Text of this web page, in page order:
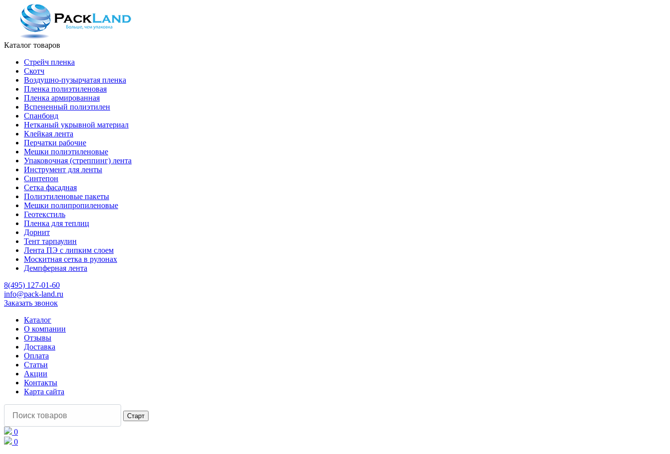
Каталог товаров
Стрейч пленка
Скотч
Воздушно-пузырчатая пленка
Пленка полиэтиленовая
Пленка армированная
Вспененный полиэтилен
Спанбонд
Нетканый укрывной материал
Клейкая лента
Перчатки рабочие
Мешки полиэтиленовые
Упаковочная (стреппинг) лента
Инструмент для ленты
Синтепон
Сетка фасадная
Полиэтиленовые пакеты
Мешки полипропиленовые
Геотекстиль
Пленка для теплиц
Дорнит
Тент тарпаулин
Лента ПЭ с липким слоем
Москитная сетка в рулонах
Демпферная лента
8(495) 127-01-60
info@pack-land.ru
Заказать звонок
Каталог
О компании
Отзывы
Доставка
Оплата
Статьи
Акции
Контакты
Карта сайта
0
0